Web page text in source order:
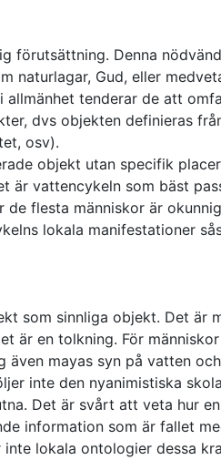
förutsättning. Denna
naturlagar, Gud, eller
tenderar de att
dvs objekten definieras
osv).
objekt utan specifik
är vattencykeln som bäst
de flesta människor är
lokala manifestationer
som sinnliga objekt. Det är
är en tolkning. För
även mayas syn på vatten och
inte den nyanimistiska
Det är svårt att veta hur en
information som är fallet
lokala ontologier dessa